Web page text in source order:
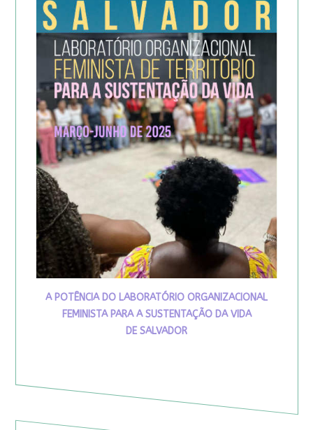
A POTÊNCIA DO LABORATÓRIO ORGANIZACIONAL
FEMINISTA PARA A SUSTENTAÇÃO DA VIDA
DE SALVADOR